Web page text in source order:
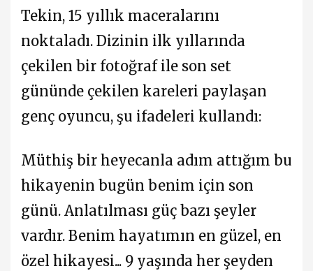
Tekin, 15 yıllık maceralarını
noktaladı. Dizinin ilk yıllarında
çekilen bir fotoğraf ile son set
gününde çekilen kareleri paylaşan
genç oyuncu, şu ifadeleri kullandı:
Müthiş bir heyecanla adım attığım bu
hikayenin bugün benim için son
günü. Anlatılması güç bazı şeyler
vardır. Benim hayatımın en güzel, en
özel hikayesi... 9 yaşında her şeyden